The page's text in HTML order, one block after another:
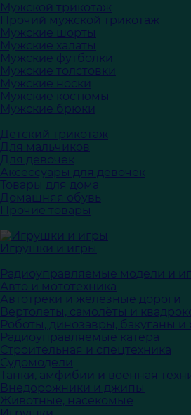
Мужской трикотаж
Прочий мужской трикотаж
Мужские шорты
Мужские халаты
Мужские футболки
Мужские толстовки
Мужские носки
Мужские костюмы
Мужские брюки
Детский трикотаж
Для мальчиков
Для девочек
Аксессуары для девочек
Товары для дома
Домашняя обувь
Прочие товары
Игрушки и игры
Радиоуправляемые модели и
Авто и мототехника
Автотреки и железные дороги
Вертолеты, самолёты и
Роботы, динозавры, бакуганы
Радиоуправляемые катера
Строительная и спецтехника
Судомодели
Танки, амфибии и военная
Внедорожники и джипы
Животные, насекомые